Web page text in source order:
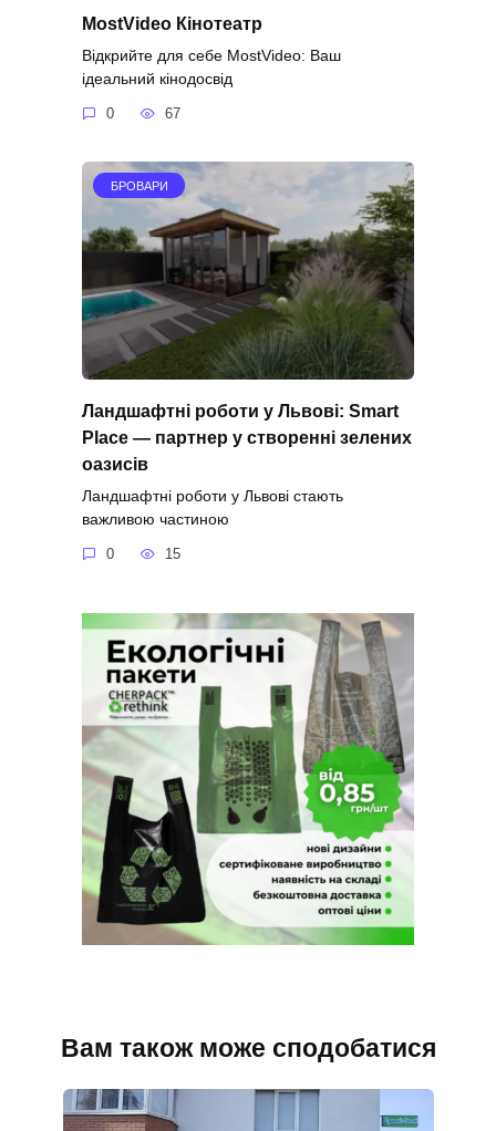
MostVideo Кінотеатр
Відкрийте для себе MostVideo: Ваш
ідеальний кінодосвід
0 67
БРОВАРИ
Ландшафтні роботи у Львові: Smart
Place — партнер у створенні зелених
оазисів
Ландшафтні роботи у Львові стають
важливою частиною
0 15
Вам також може сподобатися